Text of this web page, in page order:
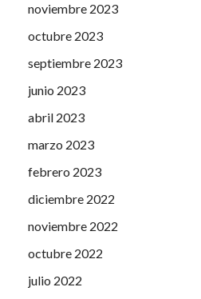
noviembre 2023
octubre 2023
septiembre 2023
junio 2023
abril 2023
marzo 2023
febrero 2023
diciembre 2022
noviembre 2022
octubre 2022
julio 2022